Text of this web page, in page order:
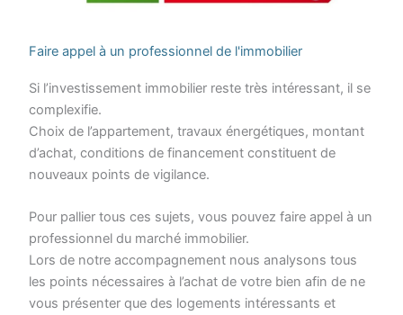
Faire appel à un professionnel de l'immobilier
Si l’investissement immobilier reste très intéressant, il se
complexifie.
Choix de l’appartement, travaux énergétiques, montant
d’achat, conditions de financement constituent de
nouveaux points de vigilance.
Pour pallier tous ces sujets, vous pouvez faire appel à un
professionnel du marché immobilier.
Lors de notre accompagnement nous analysons tous
les points nécessaires à l’achat de votre bien afin de ne
vous présenter que des logements intéressants et